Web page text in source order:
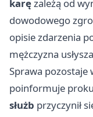
karęzależą od
dowodowego
opisie zdarzenia
mężczyzna
Sprawa pozostaje
poinformuje
służb przyczynił